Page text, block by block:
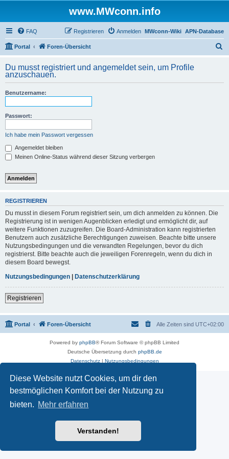
Diese Website nutzt Cookies, um dir den
bestmöglichen Komfort bei der Nutzung zu
bieten. Mehr erfahren
Verstanden!
www.MWconn.info
FAQ APN-Database
MWconn-Wiki
Anmelden
Registrieren
Portal Foren-Übersicht
h
Du musst registriert und angemeldet sein, um Profile
anzuschauen.
Benutzername:
Passwort:
Ich habe mein Passwort vergessen
Angemeldet bleiben
Meinen Online-Status während dieser Sitzung verbergen
REGISTRIEREN
Du musst in diesem Forum registriert sein, um dich anmelden zu können. Die
Registrierung ist in wenigen Augenblicken erledigt und ermöglicht dir, auf
weitere Funktionen zuzugreifen. Die Board-Administration kann registrierten
Benutzern auch zusätzliche Berechtigungen zuweisen. Beachte bitte unsere
Nutzungsbedingungen und die verwandten Regelungen, bevor du dich
registrierst. Bitte beachte auch die jeweiligen Forenregeln, wenn du dich in
diesem Board bewegst.
Nutzungsbedingungen | Datenschutzerklärung
Registrieren
Portal Foren-Übersicht Alle Zeiten sind UTC+02:00
Powered by phpBB® Forum Software © phpBB Limited
Deutsche Übersetzung durch phpBB.de
Datenschutz| Nutzungsbedingungen